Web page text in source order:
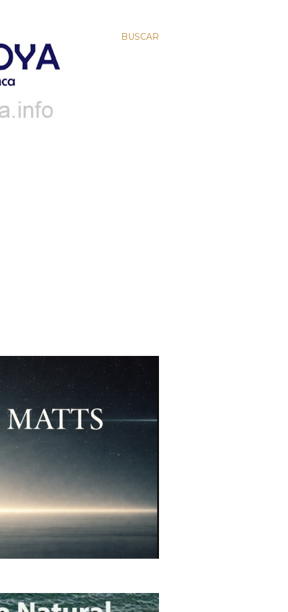
BUSCAR